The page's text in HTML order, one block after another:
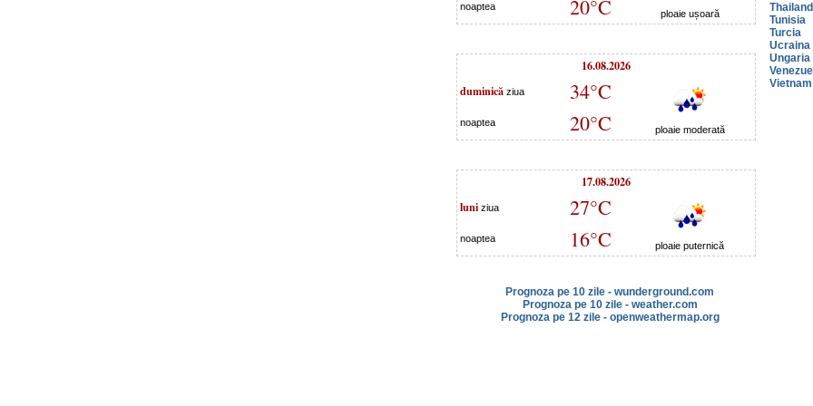
ploaie ușoară
noaptea 20°C
16.08.2026
duminică ziua 34°C
ploaie moderată
noaptea 20°C
17.08.2026
luni ziua 27°C
ploaie puternică
noaptea 16°C
Prognoza pe 10 zile - wunderground.com
Prognoza pe 10 zile - weather.com
Prognoza pe 12 zile - openweathermap.org
Tunisia
Turcia
Ucraina
Ungaria
Vietnam